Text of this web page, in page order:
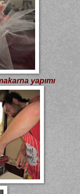
yapımı